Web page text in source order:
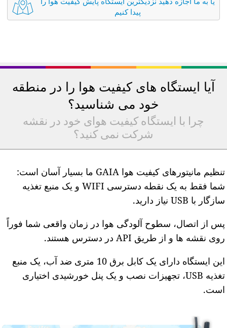
پیدا کنیم
آیا ایستگاه های کیفیت هوا را در منطقه
خود می شناسید؟
چرا با ایستگاه کیفیت هوای خود در نقشه
شرکت نمی کنید؟
تنظیم مانیتورهای کیفیت هوا GAIA ما بسیار آسان است:
شما فقط به یک نقطه دسترسی WIFI و یک منبع تغذیه
سازگار با USB نیاز دارید.
پس از اتصال، سطوح آلودگی هوا در زمان واقعی شما فوراً
روی نقشه ها و از طریق API در دسترس هستند.
این ایستگاه دارای یک کابل برق 10 متری ضد آب، یک منبع
تغذیه USB، تجهیزات نصب و یک پنل خورشیدی اختیاری
است.